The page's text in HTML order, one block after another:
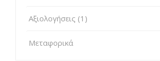
Αξιολογήσεις (1)
Μεταφορικά